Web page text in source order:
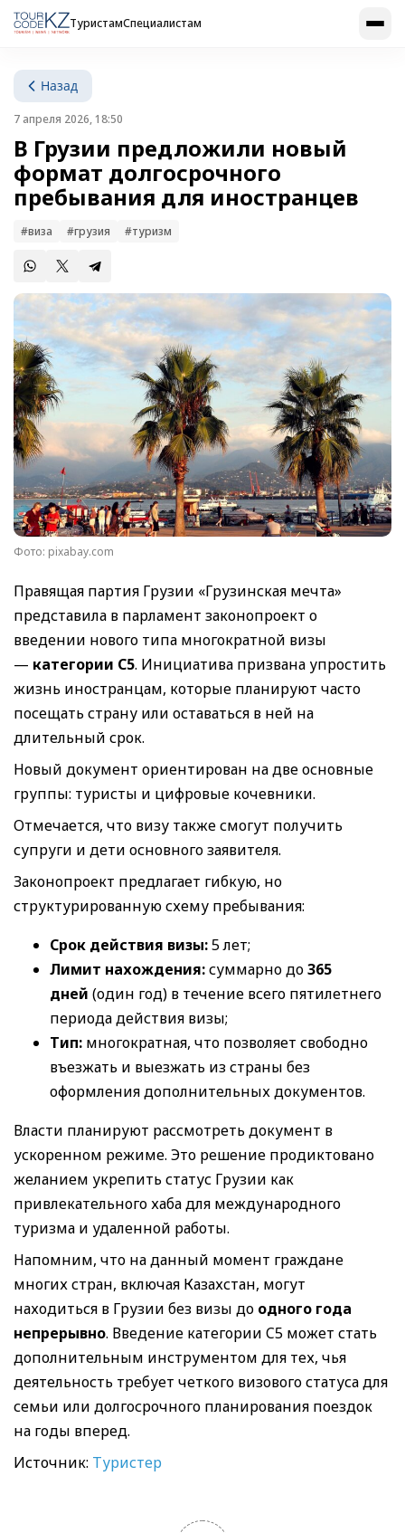
ТуристамСпециалистам
Назад
7 апреля 2026, 18:50
В Грузии предложили новый
формат долгосрочного
пребывания для иностранцев
#виза #грузия #туризм
Фото: pixabay.com
Правящая партия Грузии «Грузинская мечта»
представила в парламент законопроект о
введении нового типа многократной визы
— категории C5. Инициатива призвана упростить
жизнь иностранцам, которые планируют часто
посещать страну или оставаться в ней на
длительный срок.
Новый документ ориентирован на две основные
группы: туристы и цифровые кочевники.
Отмечается, что визу также смогут получить
супруги и дети основного заявителя.
Законопроект предлагает гибкую, но
структурированную схему пребывания:
Срок действия визы:5 лет;
Лимит нахождения:суммарно до365
дней (один год) в течение всего пятилетнего
периода действия визы;
Тип: многократная, что позволяет свободно
въезжать и выезжать из страны без
оформления дополнительных документов.
Власти планируют рассмотреть документ в
ускоренном режиме. Это решение продиктовано
желанием укрепить статус Грузии как
привлекательного хаба для международного
туризма и удаленной работы.
Напомним, что на данный момент граждане
многих стран, включая Казахстан, могут
находиться в Грузии без визы до одного года
непрерывно. Введение категории C5 может стать
дополнительным инструментом для тех, чья
деятельность требует четкого визового статуса для
семьи или долгосрочного планирования поездок
на годы вперед.
Источник: Туристер